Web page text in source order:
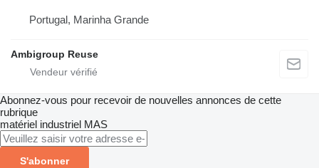
Portugal, Marinha Grande
Ambigroup Reuse
Abonnez-vous pour recevoir de nouvelles annonces de cette
rubrique
matériel industriel MAS
S'abonner